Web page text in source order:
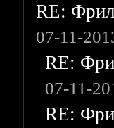
RE:
07-11-
RE:
07-11-
RE: